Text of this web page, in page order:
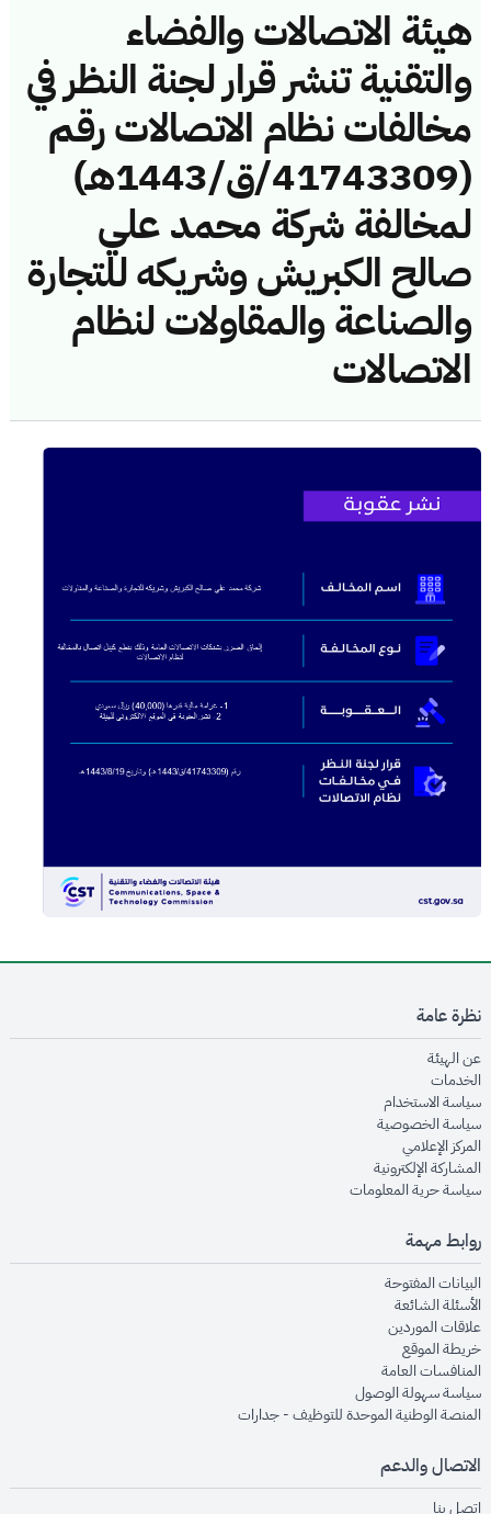
هيئة الاتصالات والفضاء
والتقنية تنشر قرار لجنة النظر في
مخالفات نظام الاتصالات رقم
(41743309/ق/1443هـ)
لمخالفة شركة محمد علي
صالح الكبريش وشريكه للتجارة
والصناعة والمقاولات لنظام
الاتصالات
نظرة عامة
عن الهيئةopens in new window
الخدماتopens in new window
سياسة الاستخدام
سياسة الخصوصيةopens in new window
المركز الإعلاميopens in new window
المشاركة الإلكترونيةopens in new window
سياسة حرية المعلوماتopens in new window
روابط مهمة
البيانات المفتوحةopens in new window
الأسئلة الشائعةopens in new window
علاقات الموردينopens in new window
خريطة الموقعopens in new window
المنافسات العامةopens in new window
سياسة سهولة الوصولopens in new window
المنصة الوطنية الموحدة للتوظيف - جداراتopens in new window
الاتصال والدعم
اتصل بنا